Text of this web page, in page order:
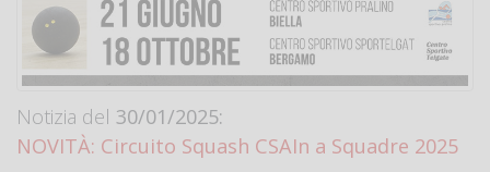
Notizia del 30/01/2025:
NOVITÀ: Circuito Squash CSAIn a Squadre 2025